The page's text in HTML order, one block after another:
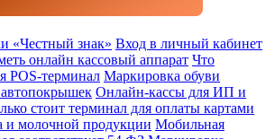
«Честный знак» Вход в личный кабинет
онлайн кассовый аппарат Что
POS-терминал Маркировка обуви
Онлайн-кассы для ИП и
стоит терминал для оплаты картами
и молочной продукции Мобильная